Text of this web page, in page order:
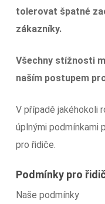
tolerovat špatné
zákazníky.
Všechny stížnosti
naším postupem
V případě jakéhokoli
úplnými podmínkami
pro řidiče.
Podmínky pro
Naše podmínky